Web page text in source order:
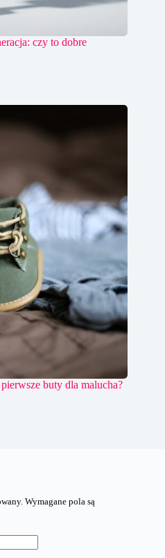
czy to dobre
buty dla malucha?
Wymagane pola są